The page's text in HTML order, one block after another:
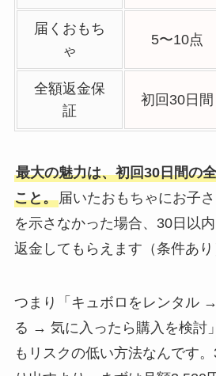
届くおもち
ゃ
5〜10点
全額返金保
証
初回30日間
最大の魅力は、初回30日間の
こと。届いたおもちゃにお子
を示さなかった場合、30日以
返金してもらえます（条件あり
つまり「キュボロをレンタル
る → 気に入ったら購入を検討
もリスクの低い方法なんです